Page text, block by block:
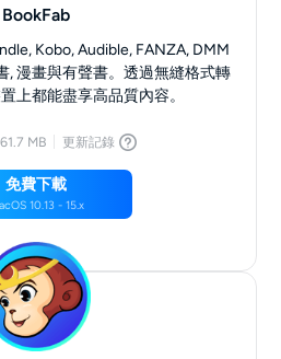
BookFab
Kobo, Audible, FANZA, DMM
, 漫畫與有聲書。透過無縫格式轉
上都能盡享高品質內容。
MB 更新記錄
免費下載
10.13 - 15.x